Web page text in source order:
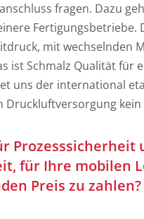
fragen. Dazu
Fertigungsbetriebe.
mit wechselnden
ist Schmalz Qualität für
uns der international
Druckluftversorgung kein
Prozesssicherheit
für Ihre mobilen
Preis zu zahlen?